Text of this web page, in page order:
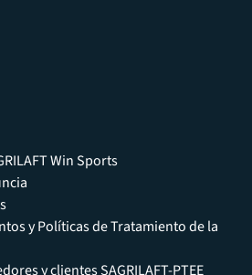
Win Sports
y Políticas de Tratamiento de la
y clientes SAGRILAFT-PTEE